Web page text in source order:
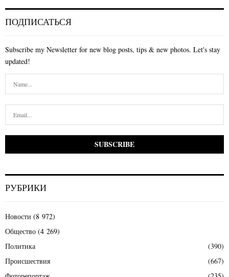
ПОДПИСАТЬСЯ
Subscribe my Newsletter for new blog posts, tips & new photos. Let's stay
updated!
РУБРИКИ
Новости (8 972)
Общество (4 269)
Политика
(390)
Происшествия
(667)